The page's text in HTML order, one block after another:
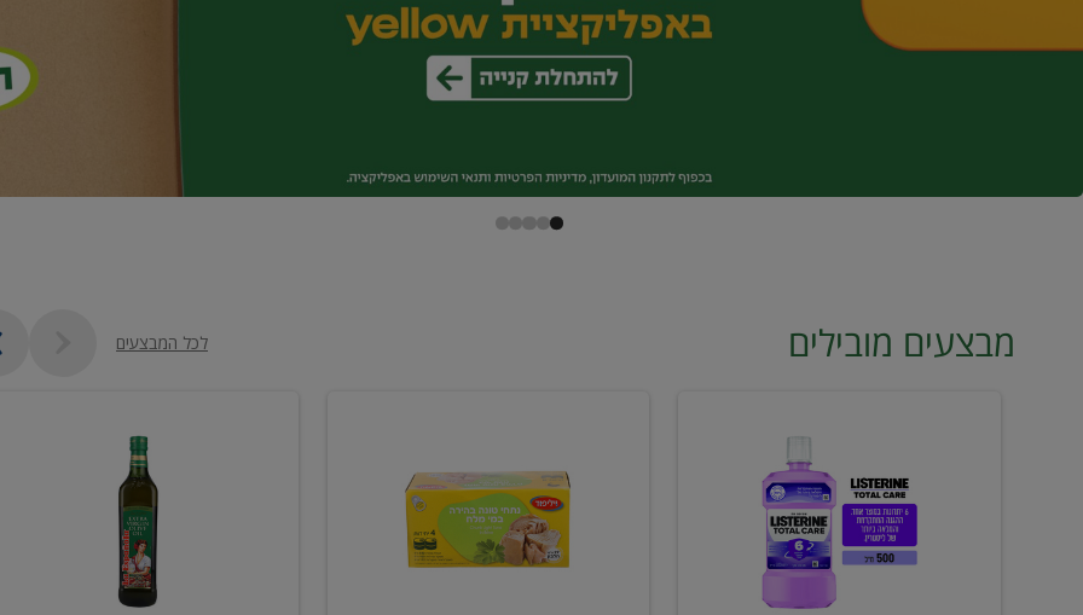
מבצעים מובילים לכל המבצעים
ליסטרין
ויליפוד
רביעייה